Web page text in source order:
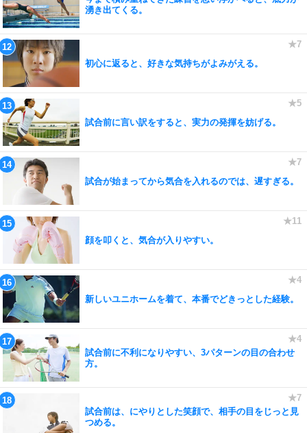
湧き出てくる。
初心に返ると、好きな気持ちがよみがえる。
試合前に言い訳をすると、実力の発揮を妨げる。
試合が始まってから気合を入れるのでは、遅すぎる。
顔を叩くと、気合が入りやすい。
新しいユニホームを着て、本番でどきっとした経験。
試合前に不利になりやすい、3パターンの目の合わせ
方。
試合前は、にやりとした笑顔で、相手の目をじっと見
つめる。